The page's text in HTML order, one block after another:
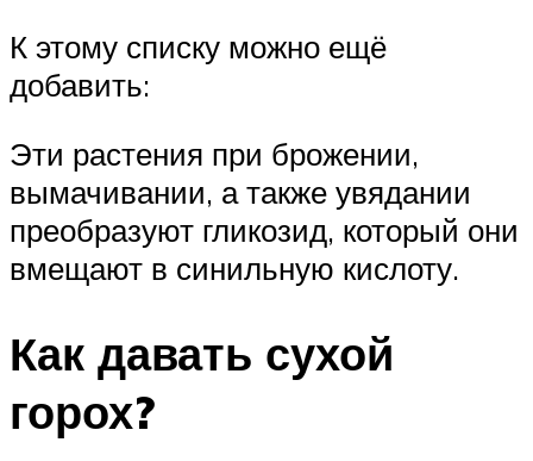
К этому списку можно ещё
добавить:
Эти растения при брожении,
вымачивании, а также увядании
преобразуют гликозид, который они
вмещают в синильную кислоту.
Как давать сухой
горох?